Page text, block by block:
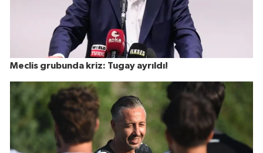
Meclis grubunda kriz: Tugay ayrıldı!